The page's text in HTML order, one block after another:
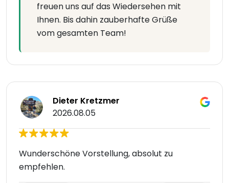
freuen uns auf das Wiedersehen mit
Ihnen. Bis dahin zauberhafte Grüße
vom gesamten Team!
Dieter Kretzmer
2026.08.05
Wunderschöne Vorstellung, absolut zu
empfehlen.